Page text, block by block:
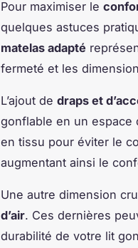
Pour maximiser le
quelques astuces
matelas adapté
fermeté et les
L’ajout de draps et
gonflable en un espace
en tissu pour éviter le
augmentant ainsi le
Une autre dimension
d’air. Ces dernières
durabilité de votre lit